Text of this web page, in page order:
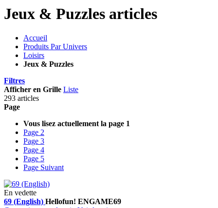
Jeux & Puzzles articles
Accueil
Produits Par Univers
Loisirs
Jeux & Puzzles
Filtres
Afficher en Grille Liste
293 articles
Page
Vous lisez actuellement la page 1
Page 2
Page 3
Page 4
Page 5
Page Suivant
En vedette
69 (English) Hellofun! ENGAME69